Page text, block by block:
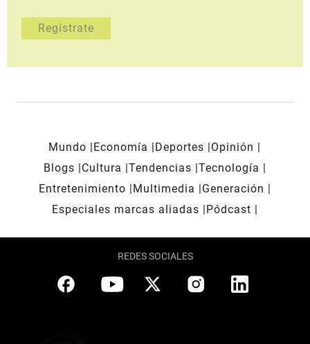
Mundo Economía Deportes
Opinión
Blogs
Cultura Tendencias Tecnología
Entretenimiento
Multimedia
Generación
Especiales marcas aliadas
Pódcast
REDES SOCIALES